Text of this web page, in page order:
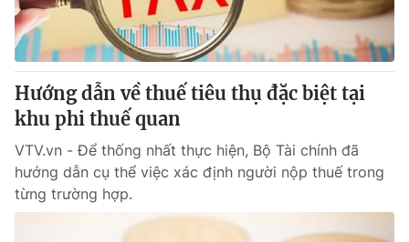
Thế giới đó đây
Câu chuyện quốc tế
Tài chính
Thị trường
Góc doanh nghiệp
Dữ liệu và đời sống
Truyền hình
Phim VTV
Hậu trường
Nhân vật
Giải trí
Điện ảnh
Đời sống
Hướng dẫn về thuế tiêu thụ đặc biệt tại
khu phi thuế quan
VTV.vn - Để thống nhất thực hiện, Bộ Tài chính đã
hướng dẫn cụ thể việc xác định người nộp thuế trong
từng trường hợp.